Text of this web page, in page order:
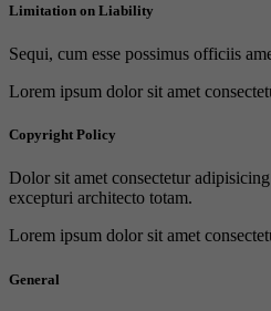
Limitation on Liability
Sequi, cum esse possimus officiis
Lorem ipsum dolor sit amet
Copyright Policy
Dolor sit amet consectetur
excepturi architecto totam.
Lorem ipsum dolor sit amet
General